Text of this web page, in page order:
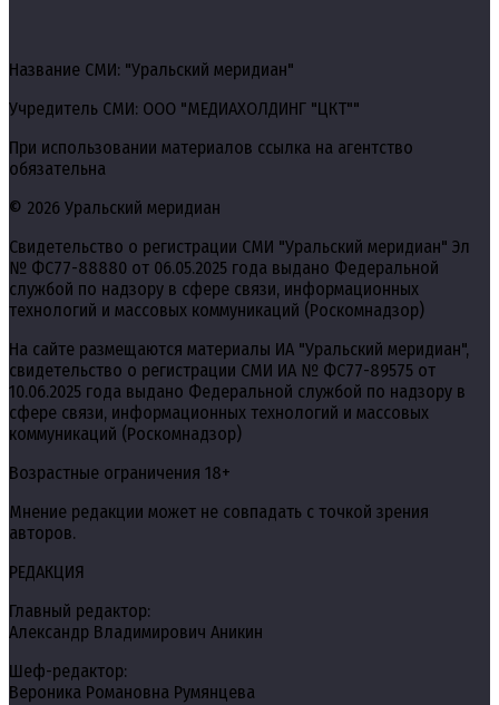
Название СМИ: "Уральский меридиан"
Учредитель СМИ: ООО "МЕДИАХОЛДИНГ "ЦКТ""
При использовании материалов ссылка на агентство
обязательна
© 2026 Уральский меридиан
Свидетельство о регистрации СМИ "Уральский меридиан" Эл
№ ФС77-88880 от 06.05.2025 года выдано Федеральной
службой по надзору в сфере связи, информационных
технологий и массовых коммуникаций (Роскомнадзор)
На сайте размещаются материалы ИА "Уральский меридиан",
свидетельство о регистрации СМИ ИА № ФС77-89575 от
10.06.2025 года выдано Федеральной службой по надзору в
сфере связи, информационных технологий и массовых
коммуникаций (Роскомнадзор)
Возрастные ограничения 18+
Мнение редакции может не совпадать с точкой зрения
авторов.
РЕДАКЦИЯ
Главный редактор:
Александр Владимирович Аникин
Шеф-редактор:
Вероника Романовна Румянцева